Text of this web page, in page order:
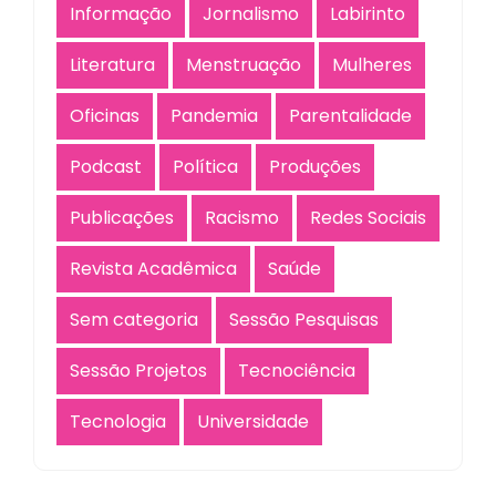
Informação
Jornalismo
Labirinto
Literatura
Menstruação
Mulheres
Oficinas
Pandemia
Parentalidade
Podcast
Política
Produções
Publicações
Racismo
Redes Sociais
Revista Acadêmica
Saúde
Sem categoria
Sessão Pesquisas
Sessão Projetos
Tecnociência
Tecnologia
Universidade